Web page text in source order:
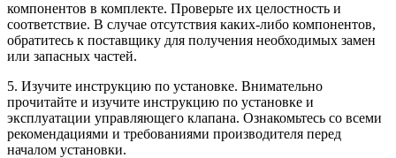
компонентов в комплекте. Проверьте их целостность и
соответствие. В случае отсутствия каких-либо компонентов,
обратитесь к поставщику для получения необходимых замен
или запасных частей.
5. Изучите инструкцию по установке. Внимательно
прочитайте и изучите инструкцию по установке и
эксплуатации управляющего клапана. Ознакомьтесь со всеми
рекомендациями и требованиями производителя перед
началом установки.